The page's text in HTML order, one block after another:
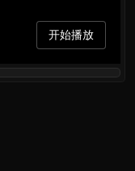
开始播放